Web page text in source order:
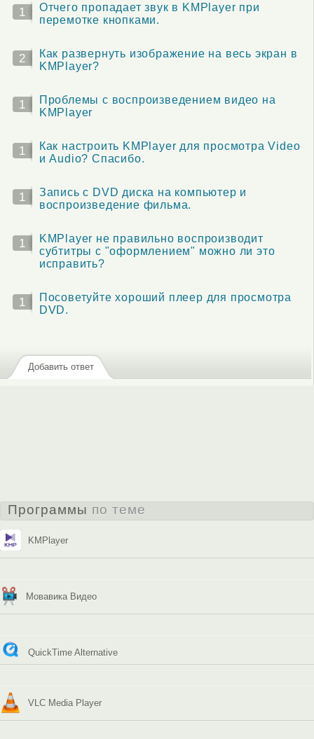
1
Отчего пропадает звук в KMPlayer при
перемотке кнопками.
2
Как развернуть изображение на весь экран в
KMPlayer?
1
Проблемы с воспроизведением видео на
KMPlayer
1
Как настроить KMPlayer для просмотра Video
и Audio? Спасибо.
1
Запись с DVD диска на компьютер и
воспроизведение фильма.
1
KMPlayer не правильно воспроизводит
субтитры с "оформлением" можно ли это
исправить?
1
Посоветуйте хороший плеер для просмотра
DVD.
Добавить ответ
Программы по теме
KMPlayer
Мовавика Видео
QuickTime Alternative
VLC Media Player